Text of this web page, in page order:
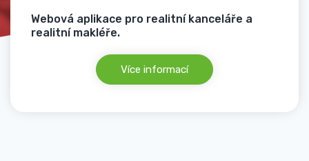
Webová aplikace pro realitní kanceláře a
realitní makléře.
Více informací